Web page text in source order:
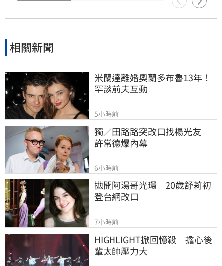
相關新聞
米蘭達離婚奧蘭多布魯13年！
罕談前夫互動
5小時前
獨／田路路突改口找楊光友
許常德爆內幕
6小時前
拋開阿湯哥光環　20歲舒莉初
登台網改口
7小時前
HIGHLIGHT掀回憶殺　擔心後
輩太帥壓力大